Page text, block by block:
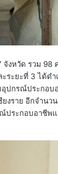
งหวัด รวม 98
ระยะที่ 3 ได้ด
ปกรณ์ประกอ
ราย อีกจำนว
ประกอบอาชีพ